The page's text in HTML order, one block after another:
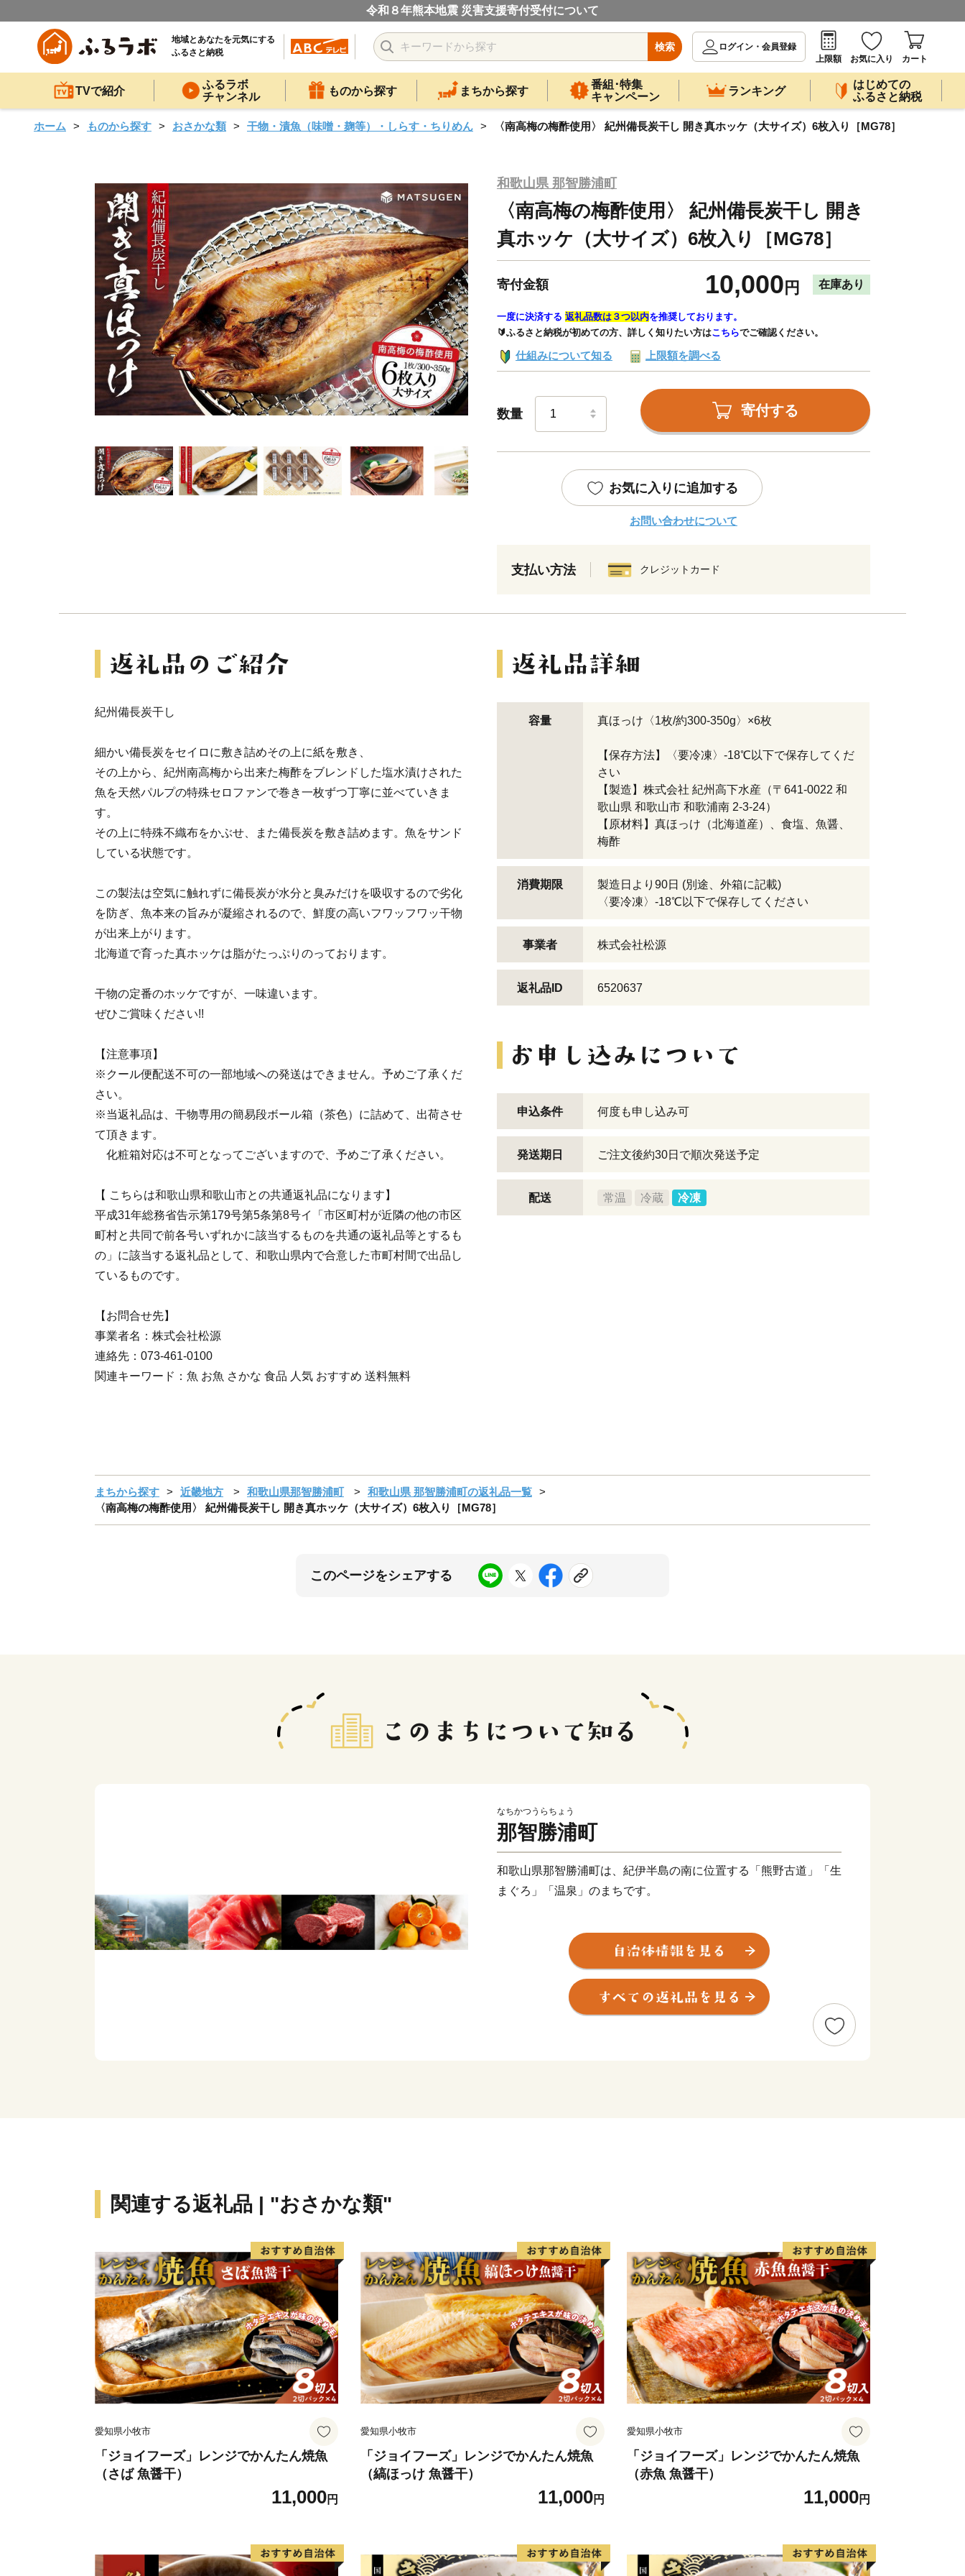
令和８年熊本地震 災害支援寄付受付について
地域とあなたを元気にする
ふるさと納税
検索
ログイン・会員登録
上限額
お気に入り カート
TVで紹介
ふるラボ
チャンネル
ものから探す まちから探す
番組･特集
キャンペーン
ランキング
はじめての
ふるさと納税
ホーム ものから探す おさかな類 干物・漬魚（味噌・麹等）・しらす・ちりめん 〈南高梅の梅酢使用〉 紀州備長炭干し 開き真ホッケ（大サイズ）6枚入り［MG78］
和歌山県 那智勝浦町
〈南高梅の梅酢使用〉 紀州備長炭干し 開き
真ホッケ（大サイズ）6枚入り［MG78］
寄付金額 10,000 円 在庫あり
一度に決済する 返礼品数は３つ以内を推奨しております。
🔰ふるさと納税が初めての方、詳しく知りたい方はこちらでご確認ください。
仕組みについて知る 上限額を調べる
数量 寄付する
お気に入りに追加する
お問い合わせについて
支払い方法 クレジットカード
紀州備長炭干し
細かい備長炭をセイロに敷き詰めその上に紙を敷き、
その上から、紀州南高梅から出来た梅酢をブレンドした塩水漬けされた
魚を天然パルプの特殊セロファンで巻き一枚ずつ丁寧に並べていきま
す。
その上に特殊不織布をかぶせ、また備長炭を敷き詰めます。魚をサンド
している状態です。
この製法は空気に触れずに備長炭が水分と臭みだけを吸収するので劣化
を防ぎ、魚本来の旨みが凝縮されるので、鮮度の高いフワッフワッ干物
が出来上がります。
北海道で育った真ホッケは脂がたっぷりのっております。
干物の定番のホッケですが、一味違います。
ぜひご賞味ください!!
【注意事項】
※クール便配送不可の一部地域への発送はできません。予めご了承くだ
さい。
※当返礼品は、干物専用の簡易段ボール箱（茶色）に詰めて、出荷させ
て頂きます。
化粧箱対応は不可となってございますので、予めご了承ください。
【 こちらは和歌山県和歌山市との共通返礼品になります】
平成31年総務省告示第179号第5条第8号イ「市区町村が近隣の他の市区
町村と共同で前各号いずれかに該当するものを共通の返礼品等とするも
の」に該当する返礼品として、和歌山県内で合意した市町村間で出品し
ているものです。
【お問合せ先】
事業者名：株式会社松源
連絡先：073-461-0100
関連キーワード：魚 お魚 さかな 食品 人気 おすすめ 送料無料
容量 真ほっけ〈1枚/約300-350g〉×6枚
【保存方法】〈要冷凍〉-18℃以下で保存してくだ
さい
【製造】株式会社 紀州高下水産（〒641-0022 和
歌山県 和歌山市 和歌浦南 2-3-24）
【原材料】真ほっけ（北海道産）、食塩、魚醤、
梅酢
消費期限
製造日より90日 (別途、外箱に記載)
〈要冷凍〉-18℃以下で保存してください
事業者 株式会社松源
返礼品ID 6520637
申込条件 何度も申し込み可
発送期日 ご注文後約30日で順次発送予定
配送 常温 冷蔵 冷凍
まちから探す 近畿地方 和歌山県那智勝浦町
和歌山県 那智勝浦町の返礼品一覧
〈南高梅の梅酢使用〉 紀州備長炭干し 開き真ホッケ（大サイズ）6枚入り［MG78］
このページをシェアする
なちかつうらちょう
那智勝浦町
和歌山県那智勝浦町は、紀伊半島の南に位置する「熊野古道」「生
まぐろ」「温泉」のまちです。
世界遺産「紀伊山地の霊場と参詣道(通称：熊野古道)」の大きな見
所のひとつが那智勝浦町にあります。
苔むした石畳を上っていくと、、熊野三山のひとつ「熊野那智大
社」、西国三十三所の一番札所である「那智山青岸渡寺」、そして
日本一の落差133mを誇る「那智の滝」が忽然と姿を現します。
おだやかな太平洋を眺めながら、ゆったり、ほっこりしてみません
か？
関連する返礼品 | "おさかな類"
愛知県小牧市
「ジョイフーズ」レンジでかんたん焼魚
（さば 魚醤干）
11,000円
愛知県小牧市
「ジョイフーズ」レンジでかんたん焼魚
（縞ほっけ 魚醤干）
11,000円
愛知県小牧市
「ジョイフーズ」レンジでかんたん焼魚
（赤魚 魚醤干）
11,000円